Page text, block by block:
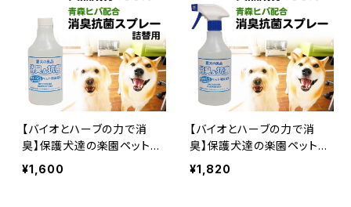
【バイオとハーブの力で消
臭】保護犬達の楽園ペット
用消臭&抗菌スプレー詰め
替え500ｍｌ 青森ヒバ配
¥1,600
【バイオとハーブの力で消
臭】保護犬達の楽園ペット
用消臭&抗菌スプレー大容
量500ｍｌ青森ヒバ配合
¥1,820